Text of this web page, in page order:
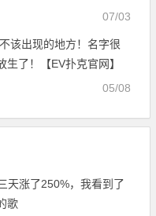
07/03
该出现的地方！名字很
生了！【EV扑克官网】
05/08
天涨了250%，我看到了
歌